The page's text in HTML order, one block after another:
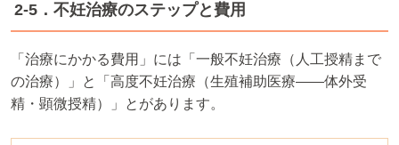
2-5．不妊治療のステップと費用
「治療にかかる費用」には「一般不妊治療（人工授精まで
の治療）」と「高度不妊治療（生殖補助医療――体外受
精・顕微授精）」とがあります。